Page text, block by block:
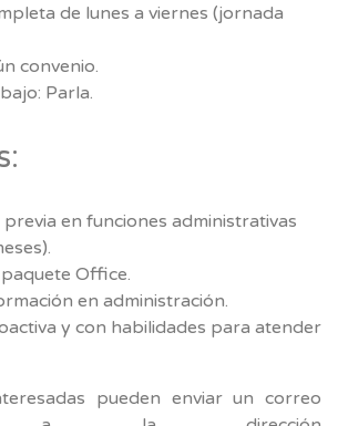
de lunes a viernes (jornada
convenio.
Parla.
en funciones administrativas
Office.
en administración.
y con habilidades para atender
pueden enviar un correo